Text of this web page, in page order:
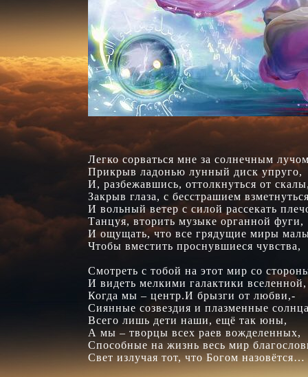
Легко сорваться мне за солнечным
Прикрыв ладонью лунный диск упруго,
И, разбежавшись, оттолкнуться от
Закрыв глаза, с бесстрашием
И вольный ветер с силой рассекать
Танцуя, вторить музыке органной фуги,
И ощущать, что все грядущие миры
Чтобы вместить проснувшиеся чувства,
Смотреть с тобой на этот мир со
И видеть мелкими галактики
Когда мы – центр.И брызги от любви,-
Сиянные созвездия и плазменные
Всего лишь дети наши, ещё так юны,
А мы – творцы всех раев вожделенных,
Способные на жизнь весь мир
Свет излучая тот, что Богом назовётся…